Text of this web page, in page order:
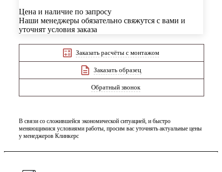
Цена и наличие по запросу
Наши менеджеры обязательно свяжутся с вами и
уточнят условия заказа
Заказать расчёты с монтажом
Заказать образец
Обратный звонок
В связи со сложившейся экономической ситуацией, и быстро
меняющимися условиями работы, просим вас уточнять актуальные цены
у менеджеров Клинкерс